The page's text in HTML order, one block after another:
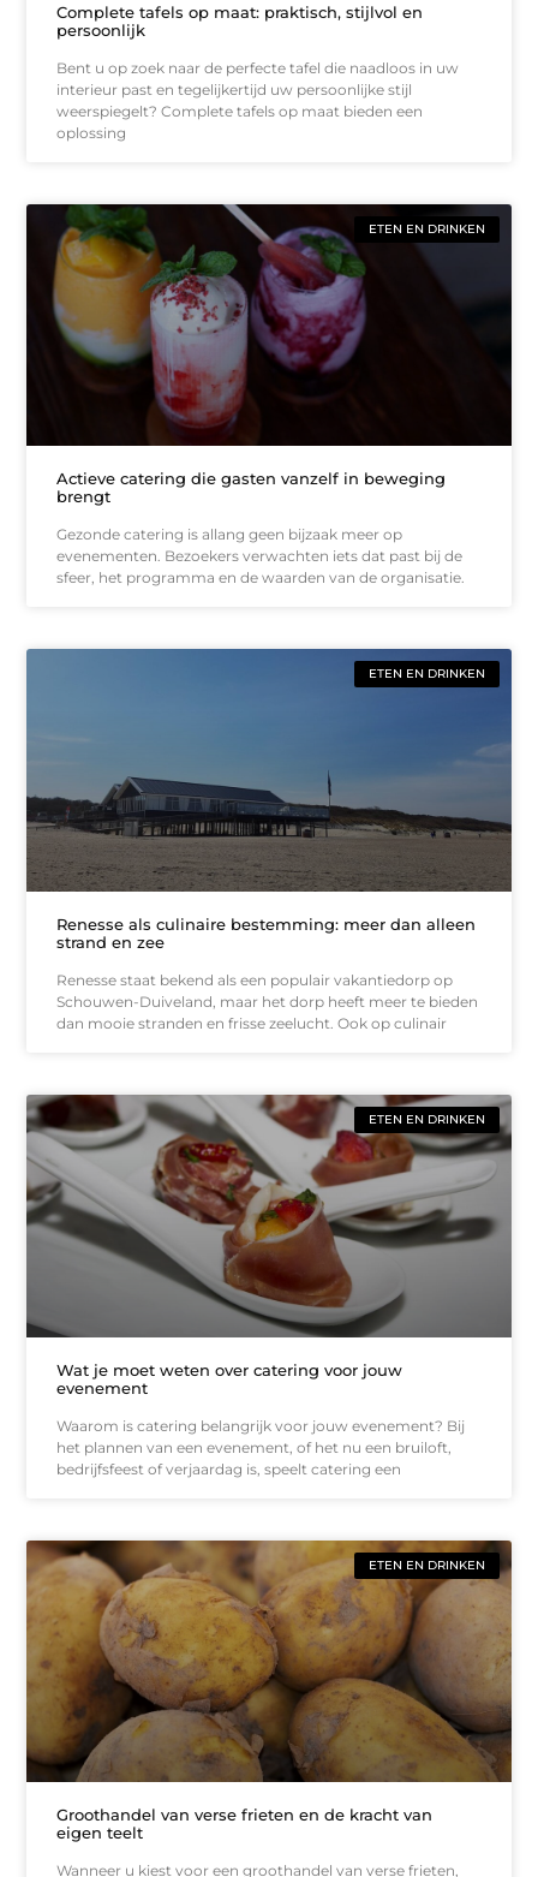
Complete tafels op maat: praktisch, stijlvol en
persoonlijk
Bent u op zoek naar de perfecte tafel die naadloos in uw
interieur past en tegelijkertijd uw persoonlijke stijl
weerspiegelt? Complete tafels op maat bieden een
oplossing
ETEN EN DRINKEN
Actieve catering die gasten vanzelf in beweging
brengt
Gezonde catering is allang geen bijzaak meer op
evenementen. Bezoekers verwachten iets dat past bij de
sfeer, het programma en de waarden van de organisatie.
ETEN EN DRINKEN
Renesse als culinaire bestemming: meer dan alleen
strand en zee
Renesse staat bekend als een populair vakantiedorp op
Schouwen-Duiveland, maar het dorp heeft meer te bieden
dan mooie stranden en frisse zeelucht. Ook op culinair
ETEN EN DRINKEN
Wat je moet weten over catering voor jouw
evenement
Waarom is catering belangrijk voor jouw evenement? Bij
het plannen van een evenement, of het nu een bruiloft,
bedrijfsfeest of verjaardag is, speelt catering een
ETEN EN DRINKEN
Groothandel van verse frieten en de kracht van
eigen teelt
Wanneer u kiest voor een groothandel van verse frieten,